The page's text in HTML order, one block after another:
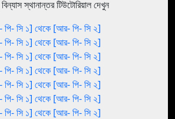
স্থানান্তর টিউটোরিয়াল দেখুন
সি ১] থেকে [আর- পি- সি ২]
সি ১] থেকে [আর- পি- সি ২]
সি ১] থেকে [আর- পি- সি ২]
সি ১] থেকে [আর- পি- সি ২]
সি ১] থেকে [আর- পি- সি ২]
সি ১] থেকে [আর- পি- সি ২]
সি ১] থেকে [আর- পি- সি ২]